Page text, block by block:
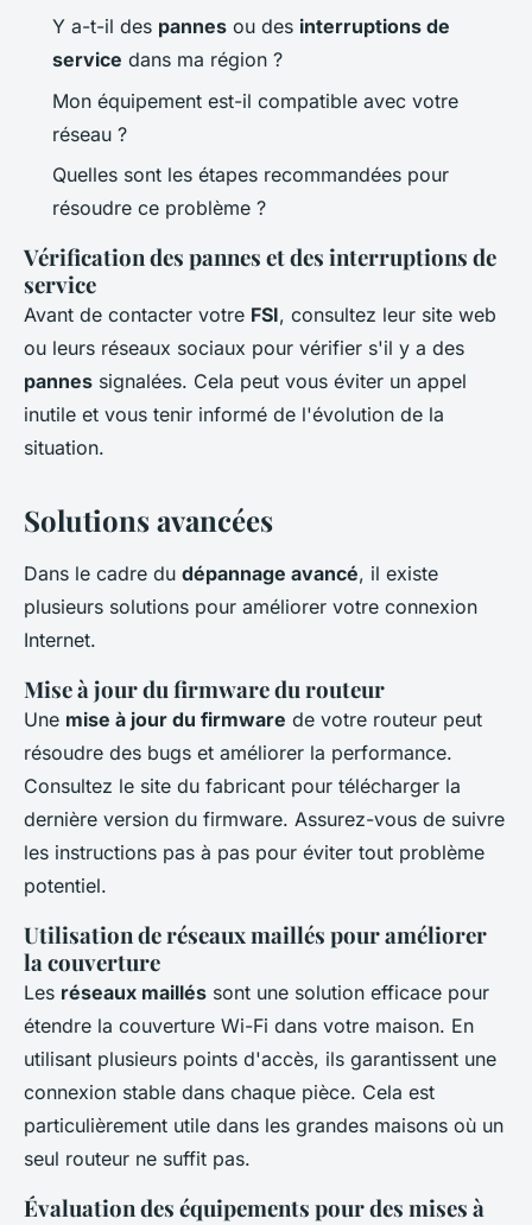
Y a-t-il des pannes ou des interruptions de
service dans ma région ?
Mon équipement est-il compatible avec votre
réseau ?
Quelles sont les étapes recommandées pour
résoudre ce problème ?
Vérification des pannes et des interruptions de
service
Avant de contacter votre FSI, consultez leur site web
ou leurs réseaux sociaux pour vérifier s'il y a des
pannes signalées. Cela peut vous éviter un appel
inutile et vous tenir informé de l'évolution de la
situation.
Solutions avancées
Dans le cadre du dépannage avancé, il existe
plusieurs solutions pour améliorer votre connexion
Internet.
Mise à jour du firmware du routeur
Une mise à jour du firmware de votre routeur peut
résoudre des bugs et améliorer la performance.
Consultez le site du fabricant pour télécharger la
dernière version du firmware. Assurez-vous de suivre
les instructions pas à pas pour éviter tout problème
potentiel.
Utilisation de réseaux maillés pour améliorer
la couverture
Les réseaux maillés sont une solution efficace pour
étendre la couverture Wi-Fi dans votre maison. En
utilisant plusieurs points d'accès, ils garantissent une
connexion stable dans chaque pièce. Cela est
particulièrement utile dans les grandes maisons où un
seul routeur ne suffit pas.
Évaluation des équipements pour des mises à